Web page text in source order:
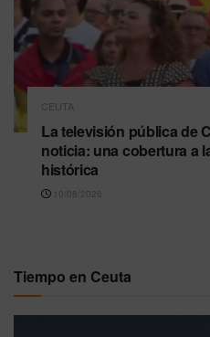
CEUTA
La televisión pública de
noticia: una cobertura a
histórica
10/08/2026
Tiempo en Ceuta